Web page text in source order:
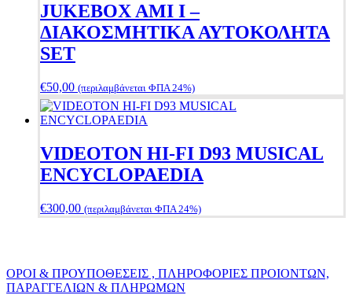
JUKEBOX AMI I –
ΔΙΑΚΟΣΜΗΤΙΚΑ ΑΥΤΟΚΟΛΗΤΑ
SET
€50,00 (περιλαμβάνεται ΦΠΑ 24%)
VIDEOTON HI-FI D93 MUSICAL
ENCYCLOPAEDIA
€300,00 (περιλαμβάνεται ΦΠΑ 24%)
ΟΡΟΙ & ΠΡΟΥΠΟΘΕΣΕΙΣ , ΠΛΗΡΟΦΟΡΙΕΣ ΠΡΟΙΟΝΤΩΝ,
ΠΑΡΑΓΓΕΛΙΩΝ & ΠΛΗΡΩΜΩΝ